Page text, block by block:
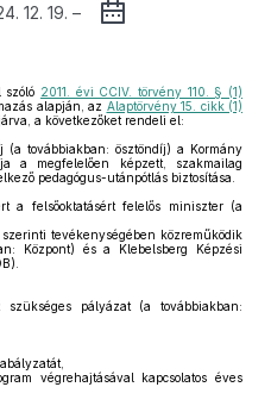
12. 19. –
szóló 2011. évi CCIV. törvény 110. § (1)
alapján, az Alaptörvény 15. cikk (1)
a következőket rendeli el:
(a továbbiakban: ösztöndíj) a Kormány
a megfelelően képzett, szakmailag
pedagógus-utánpótlás biztosítása.
a felsőoktatásért felelős miniszter (a
szerinti tevékenységében közreműködik
Központ) és a Klebelsberg Képzési
pályázat (a továbbiakban:
végrehajtásával kapcsolatos éves